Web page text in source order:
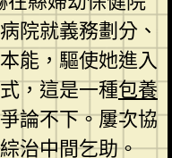
院就義務劃分、
能，驅使她進入
，這是一種包養
論不下。屢次協
治中間乞助。